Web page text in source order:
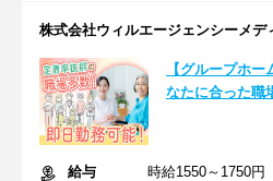
株式会社ウィルエージェンシーメデ
【グループホ
なたに合った職
給与
時給1550～1750円